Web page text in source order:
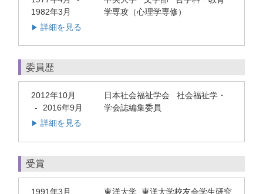
1982年3月
学専攻（心理学専修）
▶ 詳細を見る
委員歴
2012年10月
- 2016年9月
日本社会福祉学会 社会福祉学・
学会誌編集委員
▶ 詳細を見る
受賞
1991年3月
東洋大学 東洋大学校友会学生研究